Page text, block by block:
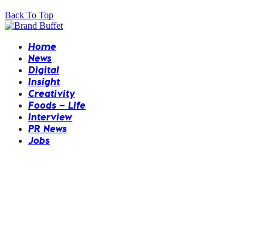
Back To Top
Home
News
Digital
Insight
Creativity
Foods – Life
Interview
PR News
Jobs